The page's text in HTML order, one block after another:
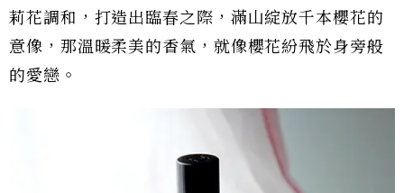
莉花調和，打造出臨春之際，滿山綻放千本櫻花的
意像，那溫暖柔美的香氣，就像櫻花紛飛於身旁般
的愛戀。